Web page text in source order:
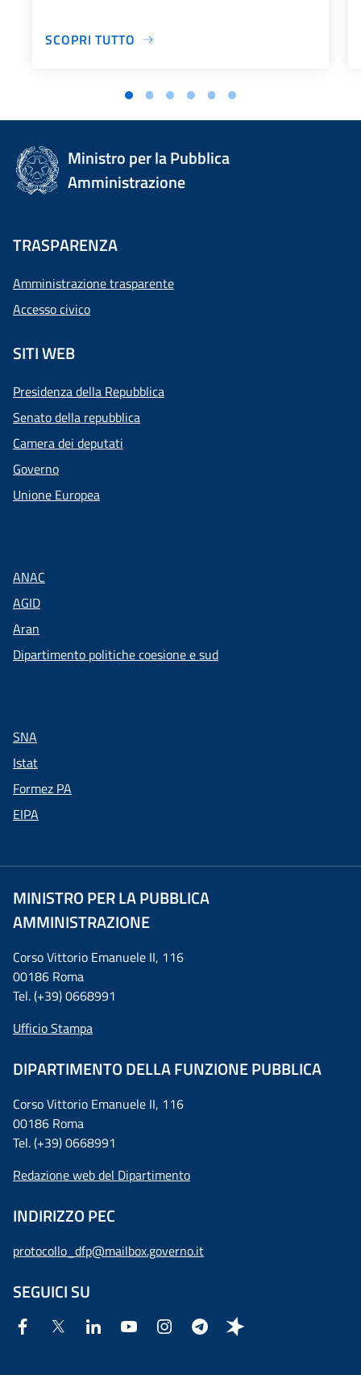
SCOPRI TUTTO
Ministro per la Pubblica
Amministrazione
TRASPARENZA
Amministrazione trasparente
Accesso civico
SITI WEB
Presidenza della Repubblica
Senato della repubblica
Camera dei deputati
Governo
Unione Europea
ANAC
AGID
Aran
Dipartimento politiche coesione e sud
SNA
Istat
Formez PA
EIPA
MINISTRO PER LA PUBBLICA
AMMINISTRAZIONE
Corso Vittorio Emanuele II, 116
00186 Roma
Tel. (+39) 0668991
Ufficio Stampa
DIPARTIMENTO DELLA FUNZIONE PUBBLICA
Corso Vittorio Emanuele II, 116
00186 Roma
Tel. (+39) 0668991
Redazione web del Dipartimento
INDIRIZZO PEC
protocollo_dfp@mailbox.governo.it
SEGUICI SU